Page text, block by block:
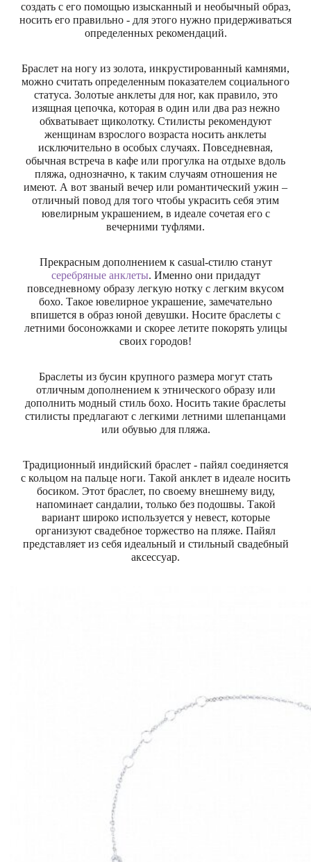
создать с его помощью изысканный и необычный образ,
носить его правильно - для этого нужно придерживаться
определенных рекомендаций.
Браслет на ногу из золота, инкрустированный камнями,
можно считать определенным показателем социального
статуса. Золотые анклеты для ног, как правило, это
изящная цепочка, которая в один или два раз нежно
обхватывает щиколотку. Стилисты рекомендуют
женщинам взрослого возраста носить анклеты
исключительно в особых случаях. Повседневная,
обычная встреча в кафе или прогулка на отдыхе вдоль
пляжа, однозначно, к таким случаям отношения не
имеют. А вот званый вечер или романтический ужин –
отличный повод для того чтобы украсить себя этим
ювелирным украшением, в идеале сочетая его с
вечерними туфлями.
Прекрасным дополнением к casual-стилю станут
серебряные анклеты. Именно они придадут
повседневному образу легкую нотку с легким вкусом
бохо. Такое ювелирное украшение, замечательно
впишется в образ юной девушки. Носите браслеты с
летними босоножками и скорее летите покорять улицы
своих городов!
Браслеты из бусин крупного размера могут стать
отличным дополнением к этнического образу или
дополнить модный стиль бохо. Носить такие браслеты
стилисты предлагают с легкими летними шлепанцами
или обувью для пляжа.
Традиционный индийский браслет - пайял соединяется
с кольцом на пальце ноги. Такой анклет в идеале носить
босиком. Этот браслет, по своему внешнему виду,
напоминает сандалии, только без подошвы. Такой
вариант широко используется у невест, которые
организуют свадебное торжество на пляже. Пайял
представляет из себя идеальный и стильный свадебный
аксессуар.